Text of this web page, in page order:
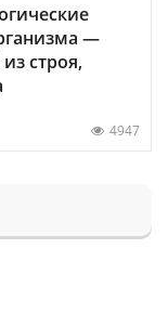
—
строя,
4947